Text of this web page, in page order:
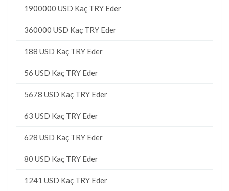
1900000 USD Kaç TRY Eder
360000 USD Kaç TRY Eder
188 USD Kaç TRY Eder
56 USD Kaç TRY Eder
5678 USD Kaç TRY Eder
63 USD Kaç TRY Eder
628 USD Kaç TRY Eder
80 USD Kaç TRY Eder
1241 USD Kaç TRY Eder